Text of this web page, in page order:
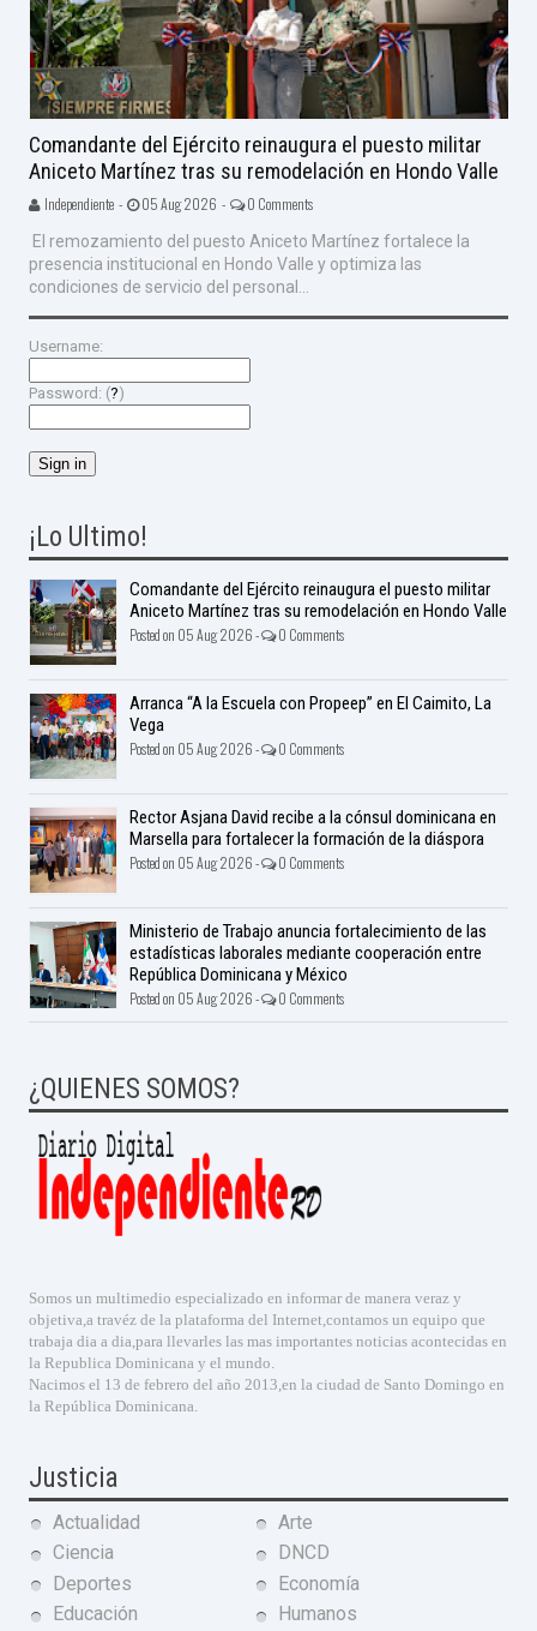
Comandante del Ejército reinaugura el puesto militar
Aniceto Martínez tras su remodelación en Hondo Valle
Independiente - 05 Aug 2026 - 0 Comments
El remozamiento del puesto Aniceto Martínez fortalece la
presencia institucional en Hondo Valle y optimiza las
condiciones de servicio del personal...
Username:
Password: (?)
¡Lo Ultimo!
Comandante del Ejército reinaugura el puesto militar
Aniceto Martínez tras su remodelación en Hondo Valle
Posted on 05 Aug 2026 - 0 Comments
Arranca “A la Escuela con Propeep” en El Caimito, La
Vega
Posted on 05 Aug 2026 - 0 Comments
Rector Asjana David recibe a la cónsul dominicana en
Marsella para fortalecer la formación de la diáspora
Posted on 05 Aug 2026 - 0 Comments
Ministerio de Trabajo anuncia fortalecimiento de las
estadísticas laborales mediante cooperación entre
República Dominicana y México
Posted on 05 Aug 2026 - 0 Comments
¿QUIENES SOMOS?
Somos un multimedio especializado en informar de manera veraz y
objetiva,a travéz de la plataforma del Internet,contamos un equipo que
trabaja dia a dia,para llevarles las mas importantes noticias acontecidas en
la Republica Dominicana y el mundo.
Nacimos el 13 de febrero del año 2013,en la ciudad de Santo Domingo en
la República Dominicana.
Justicia
Actualidad
Arte
Ciencia
DNCD
Deportes
Economía
Educación
Humanos